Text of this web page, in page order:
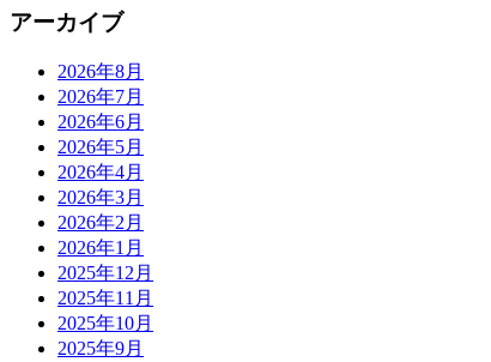
アーカイブ
2026年8月
2026年7月
2026年6月
2026年5月
2026年4月
2026年3月
2026年2月
2026年1月
2025年12月
2025年11月
2025年10月
2025年9月